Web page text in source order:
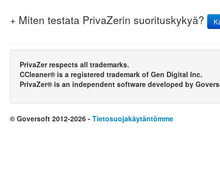
+ Miten testata PrivaZerin suorituskykyä?
PrivaZer respects all trademarks.
CCleaner® is a registered trademark of Gen Digital Inc.
PrivaZer® is an independent software developed by
© Goversoft 2012-2026 - Tietosuojakäytäntömme